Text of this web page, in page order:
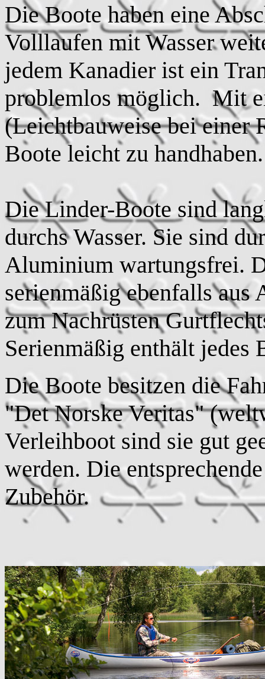
Die Boote haben eine
Volllaufen mit Wasser
jedem Kanadier ist ein
problemlos möglich. Mit
(Leichtbauweise bei einer
Boote leicht zu handhaben.
Die Linder-Boote sind
durchs Wasser. Sie sind
Aluminium wartungsfrei.
serienmäßig ebenfalls
zum Nachrüsten
Serienmäßig enthält jedes
Die Boote besitzen die
"Det Norske Veritas"
Verleihboot sind sie gut
werden. Die
Zubehör.